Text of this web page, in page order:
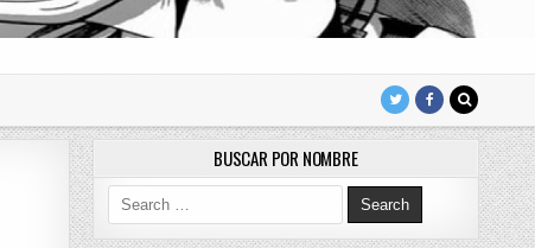
BUSCAR POR NOMBRE
Search for: